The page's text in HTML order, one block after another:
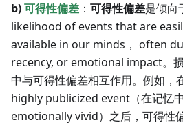
b)可得性偏差 ： 可得性偏差是倾
likelihood of events that are
available in our minds， often
recency, or emotional impact。
中与可得性偏差相互作用。例如，
highly publicized event（在记忆
emotionally vivid）之后，可得性